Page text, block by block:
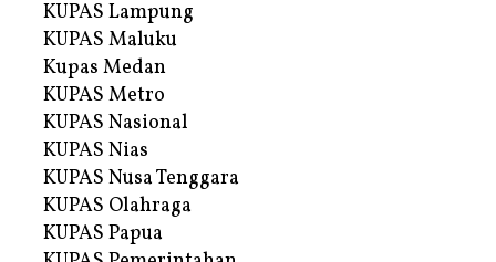
KUPAS Lampung
KUPAS Maluku
Kupas Medan
KUPAS Metro
KUPAS Nasional
KUPAS Nias
KUPAS Nusa Tenggara
KUPAS Olahraga
KUPAS Papua